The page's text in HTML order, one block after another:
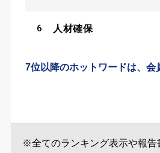
6 人材確保
7位以降のホットワードは、会
※全てのランキング表示や報告